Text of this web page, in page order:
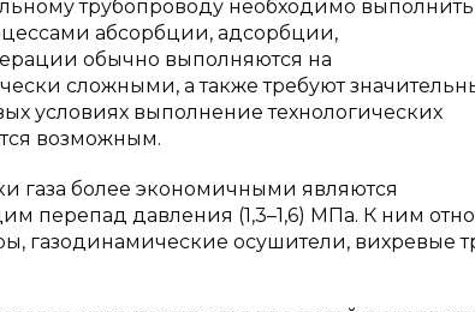
трубопроводу необходимо
абсорбции, адсорбции,
обычно выполняются на
сложными, а также требуют
условиях выполнение технологических
возможным.
газа более экономичными являются
перепад давления (1,3–1,6) МПа. К ним
газодинамические осушители, вихревые